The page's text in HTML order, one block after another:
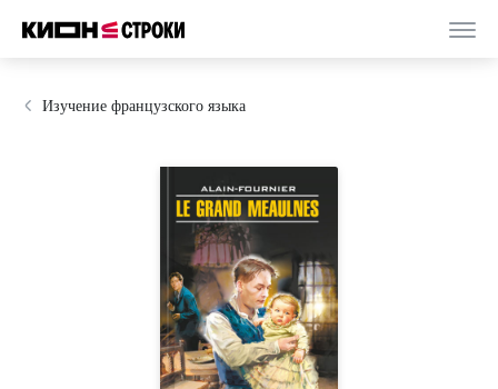
Изучение французского языка